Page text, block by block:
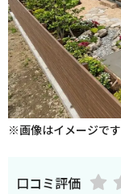
※画像はイメージです
口コミ評価